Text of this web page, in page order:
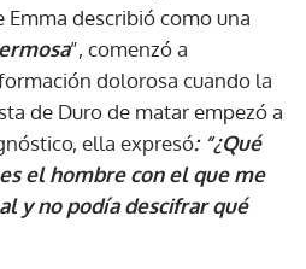
describió como una
”, comenzó a
dolorosa cuando la
de Duro de matar empezó a
ella expresó: “¿Qué
el hombre con el que me
y no podía descifrar qué